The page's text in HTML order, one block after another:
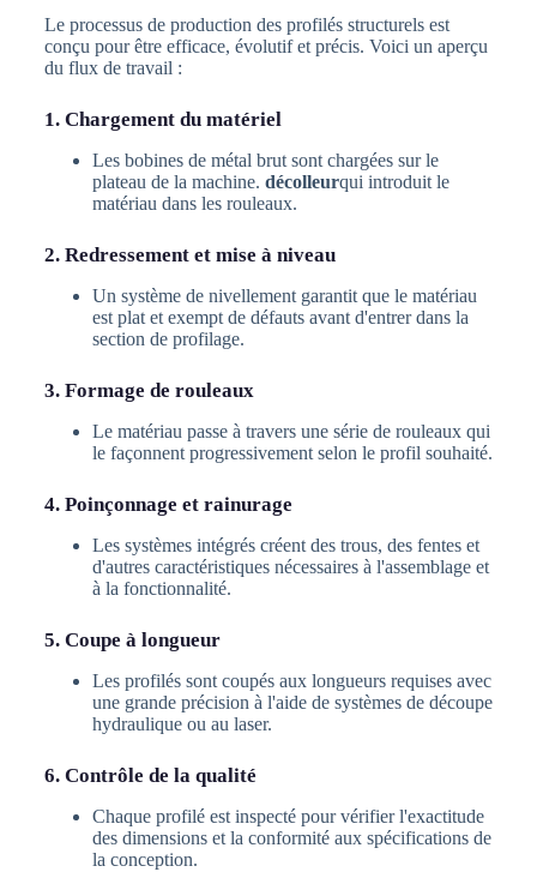
Le processus de production des profilés structurels est
conçu pour être efficace, évolutif et précis. Voici un aperçu
du flux de travail :
1. Chargement du matériel
Les bobines de métal brut sont chargées sur le
plateau de la machine. décolleurqui introduit le
matériau dans les rouleaux.
2. Redressement et mise à niveau
Un système de nivellement garantit que le matériau
est plat et exempt de défauts avant d'entrer dans la
section de profilage.
3. Formage de rouleaux
Le matériau passe à travers une série de rouleaux qui
le façonnent progressivement selon le profil souhaité.
4. Poinçonnage et rainurage
Les systèmes intégrés créent des trous, des fentes et
d'autres caractéristiques nécessaires à l'assemblage et
à la fonctionnalité.
5. Coupe à longueur
Les profilés sont coupés aux longueurs requises avec
une grande précision à l'aide de systèmes de découpe
hydraulique ou au laser.
6. Contrôle de la qualité
Chaque profilé est inspecté pour vérifier l'exactitude
des dimensions et la conformité aux spécifications de
la conception.